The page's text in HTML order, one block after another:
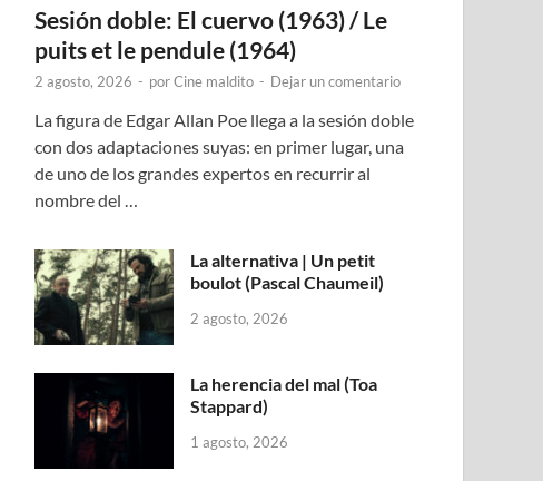
Sesión doble: El cuervo (1963) / Le
puits et le pendule (1964)
2 agosto, 2026 - porCine maldito - Dejar un comentario
La figura de Edgar Allan Poe llega a la sesión doble
con dos adaptaciones suyas: en primer lugar, una
de uno de los grandes expertos en recurrir al
nombre del …
La alternativa | Un petit
boulot (Pascal Chaumeil)
2 agosto, 2026
La herencia del mal (Toa
Stappard)
1 agosto, 2026